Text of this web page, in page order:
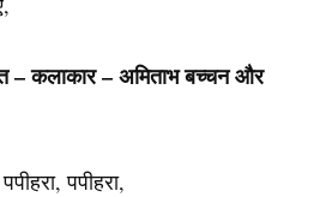
– कलाकार – अमिताभ बच्चन और
पपीहरा,